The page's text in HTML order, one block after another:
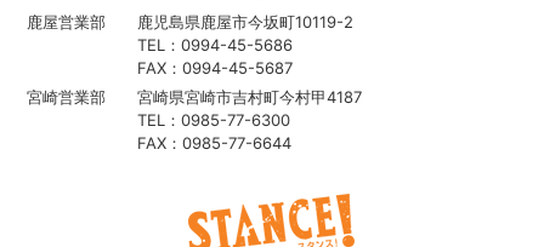
鹿屋営業部
鹿児島県鹿屋市今坂町10119-2
TEL：0994-45-5686
FAX：0994-45-5687
宮崎営業部
宮崎県宮崎市吉村町今村甲4187
TEL：0985-77-6300
FAX：0985-77-6644